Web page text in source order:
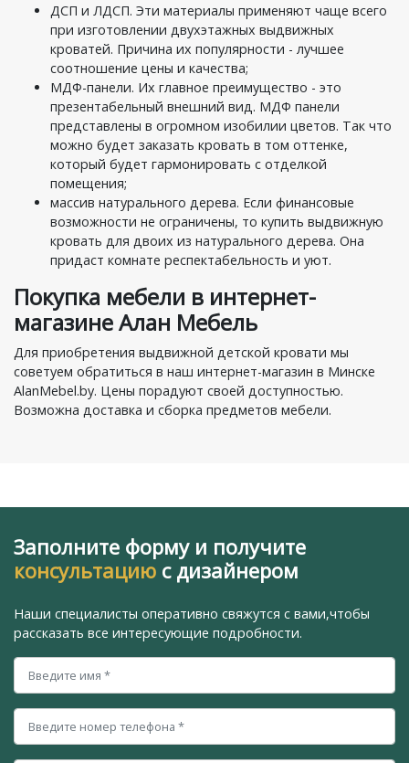
ДСП и ЛДСП. Эти материалы применяют чаще всего
при изготовлении двухэтажных выдвижных
кроватей. Причина их популярности - лучшее
соотношение цены и качества;
МДФ-панели. Их главное преимущество - это
презентабельный внешний вид. МДФ панели
представлены в огромном изобилии цветов. Так что
можно будет заказать кровать в том оттенке,
который будет гармонировать с отделкой
помещения;
массив натурального дерева. Если финансовые
возможности не ограничены, то купить выдвижную
кровать для двоих из натурального дерева. Она
придаст комнате респектабельность и уют.
Покупка мебели в интернет-
магазине Алан Мебель
Для приобретения выдвижной детской кровати мы
советуем обратиться в наш интернет-магазин в Минске
AlanMebel.by. Цены порадуют своей доступностью.
Возможна доставка и сборка предметов мебели.
Заполните форму и получите
консультацию с дизайнером
Наши специалисты оперативно свяжутся с вами,чтобы
рассказать все интересующие подробности.